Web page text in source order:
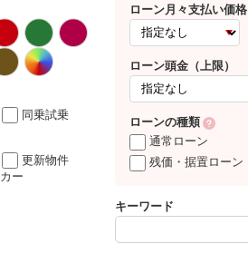
同乗試乗
更新物件
ー
ローン月々支払い価格
ローン頭金（上限）
ローンの種類
通常ローン
残価・据置ローン
キーワード